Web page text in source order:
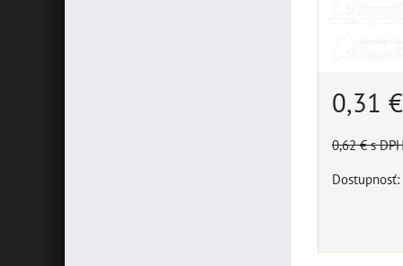
0,31 €
0,62 €s
Dostupnosť: